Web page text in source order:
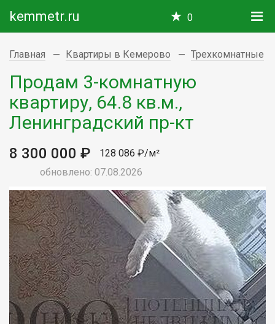
kemmetr.ru 0
Главная Квартиры в Кемерово Трехкомнатные
Продам 3-комнатную
квартиру, 64.8 кв.м.,
Ленинградский пр-кт
8 300 000 ₽
128 086 ₽/м²
обновлено: 07.08.2026